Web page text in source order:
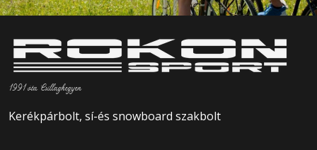
1991 óta Csillaghegyen
Kerékpárbolt, sí-és snowboard szakbolt